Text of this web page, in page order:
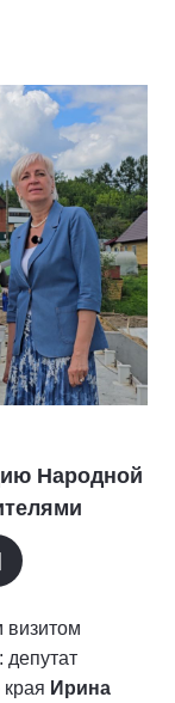
Народной
визитом
депутат
Ирина